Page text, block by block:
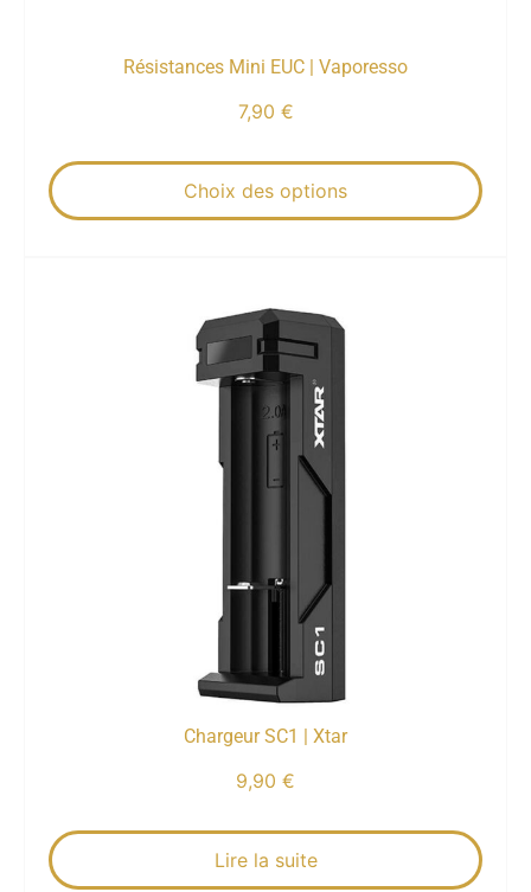
Résistances Mini EUC | Vaporesso
7,90 €
Choix des options
Chargeur SC1 | Xtar
9,90 €
Lire la suite